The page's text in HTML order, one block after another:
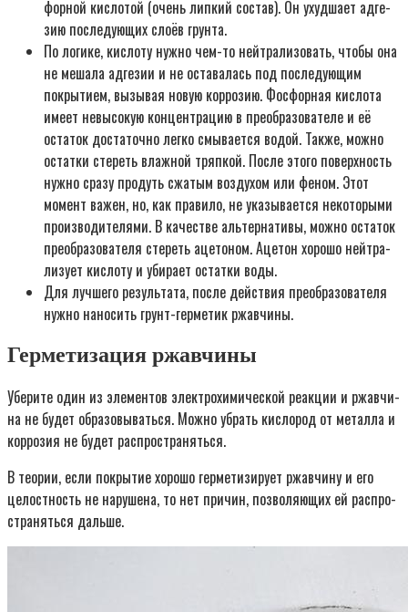
фор­ной кис­ло­той (очень лип­кий состав). Он ухуд­ша­ет адге­
зию после­ду­ю­щих сло­ёв грун­та.
По логи­ке, кис­ло­ту нуж­но чем-то ней­тра­ли­зо­вать, что­бы она
не меша­ла адге­зии и не оста­ва­лась под после­ду­ю­щим
покры­ти­ем, вызы­вая новую кор­ро­зию. Фос­фор­ная кис­ло­та
име­ет невы­со­кую кон­цен­тра­цию в пре­об­ра­зо­ва­те­ле и её
оста­ток доста­точ­но лег­ко смы­ва­ет­ся водой. Так­же, мож­но
остат­ки сте­реть влаж­ной тряп­кой. После это­го поверх­ность
нуж­но сра­зу про­дуть сжа­тым воз­ду­хом или феном. Этот
момент важен, но, как пра­ви­ло, не ука­зы­ва­ет­ся неко­то­ры­ми
про­из­во­ди­те­ля­ми. В каче­стве аль­тер­на­ти­вы, мож­но оста­ток
пре­об­ра­зо­ва­те­ля сте­реть аце­то­ном. Аце­тон хоро­шо ней­тра­
ли­зу­ет кис­ло­ту и уби­ра­ет остат­ки воды.
Для луч­ше­го резуль­та­та, после дей­ствия пре­об­ра­зо­ва­те­ля
нуж­но нано­сить грунт-гер­ме­тик ржав­чи­ны.
Герметизация ржавчины
Убе­ри­те один из эле­мен­тов элек­тро­хи­ми­че­ской реак­ции и ржав­чи­
на не будет обра­зо­вы­вать­ся. Мож­но убрать кис­ло­род от метал­ла и
кор­ро­зия не будет рас­про­стра­нять­ся.
В тео­рии, если покры­тие хоро­шо гер­ме­ти­зи­ру­ет ржав­чи­ну и его
целост­ность не нару­ше­на, то нет при­чин, поз­во­ля­ю­щих ей рас­про­
стра­нять­ся даль­ше.